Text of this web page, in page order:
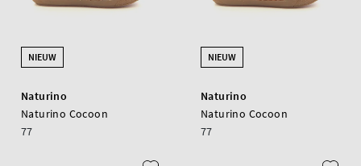
NIEUW
Naturino
Naturino Cocoon
77
NIEUW
Naturino
Naturino Cocoon
77